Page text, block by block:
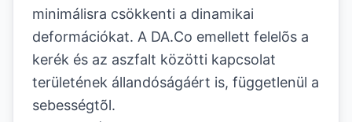
minimálisra csökkenti a dinamikai
deformációkat. A DA.Co emellett felelõs a
kerék és az aszfalt közötti kapcsolat
területének állandóságáért is, függetlenül a
sebességtõl.